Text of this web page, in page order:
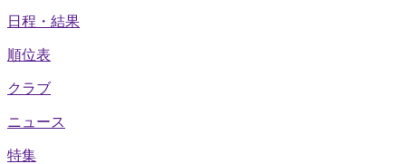
日程・結果
順位表
クラブ
ニュース
特集